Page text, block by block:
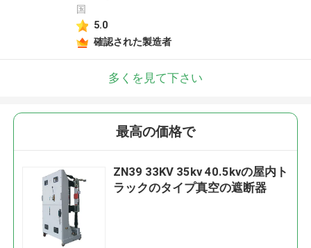
国
5.0
確認された製造者
多くを見て下さい
最高の価格で
ZN39 33KV 35kv 40.5kvの屋内ト
ラックのタイプ真空の遮断器